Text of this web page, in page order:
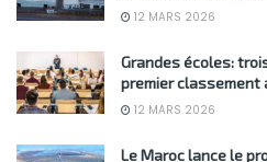
12 MARS 2026
Grandes écoles:
premier classement
12 MARS 2026
Le Maroc lance le